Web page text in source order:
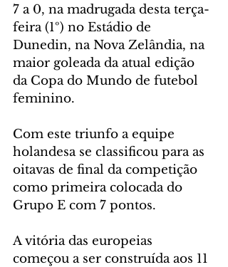
7 a 0, na madrugada desta terça-
feira (1º) no Estádio de
Dunedin, na Nova Zelândia, na
maior goleada da atual edição
da Copa do Mundo de futebol
feminino.
Com este triunfo a equipe
holandesa se classificou para as
oitavas de final da competição
como primeira colocada do
Grupo E com 7 pontos.
A vitória das europeias
começou a ser construída aos 11